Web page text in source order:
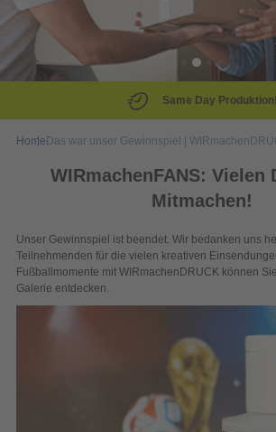
Same Day Produktion!
HomeDas war unser Gewinnspiel |
WIRmachenFANS: Vielen
Mitmachen!
Unser Gewinnspiel ist beendet. Wir bedanken uns
Teilnehmenden für die vielen kreativen
Fußballmomente mit WIRmachenDRUCK können
Galerie entdecken.